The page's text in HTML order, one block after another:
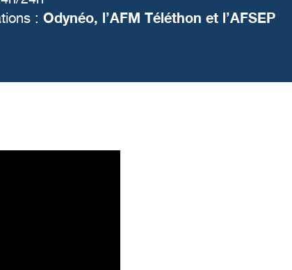
: Odynéo, l’AFM Téléthon et l’AFSEP